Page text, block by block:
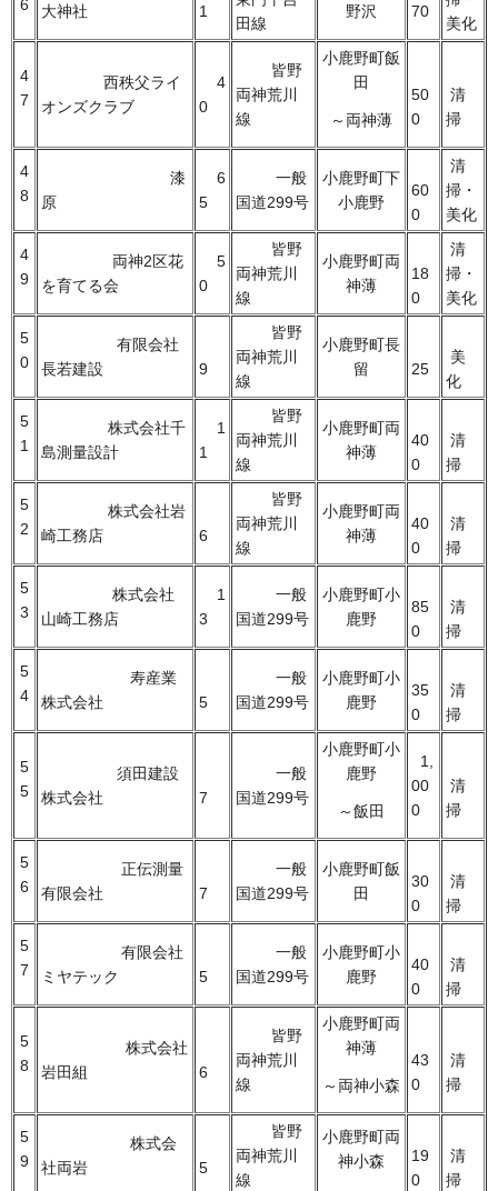
6 大神社 1
田線
野沢 70
美化
4
7
西秩父ライ
オンズクラブ
4
0
皆野
両神荒川
線
小鹿野町飯
田
～両神薄
50
0
清
掃
4
8
漆
原
6
5
一般
国道299号
小鹿野町下
小鹿野
60
0
清
掃・
美化
4
9
両神2区花
を育てる会
5
0
皆野
両神荒川
線
小鹿野町両
神薄
18
0
清
掃・
美化
5
0
有限会社
長若建設
9
皆野
両神荒川
線
小鹿野町長
留
25
美
化
5
1
株式会社千
島測量設計
1
1
皆野
両神荒川
線
小鹿野町両
神薄
40
0
清
掃
5
2
株式会社岩
崎工務店
6
皆野
両神荒川
線
小鹿野町両
神薄
40
0
清
掃
5
3
株式会社
山崎工務店
1
3
一般
国道299号
小鹿野町小
鹿野
85
0
清
掃
5
4
寿産業
株式会社
5
一般
国道299号
小鹿野町小
鹿野
35
0
清
掃
5
5
須田建設
株式会社
7
一般
国道299号
小鹿野町小
鹿野
～飯田
1,
00
0
清
掃
5
6
正伝測量
有限会社
7
一般
国道299号
小鹿野町飯
田
30
0
清
掃
5
7
有限会社
ミヤテック
5
一般
国道299号
小鹿野町小
鹿野
40
0
清
掃
5
8
株式会社
岩田組
6
皆野
両神荒川
線
小鹿野町両
神薄
～両神小森
43
0
清
掃
5
9
株式会
社両岩
5
皆野
両神荒川
線
小鹿野町両
神小森
19
0
清
掃